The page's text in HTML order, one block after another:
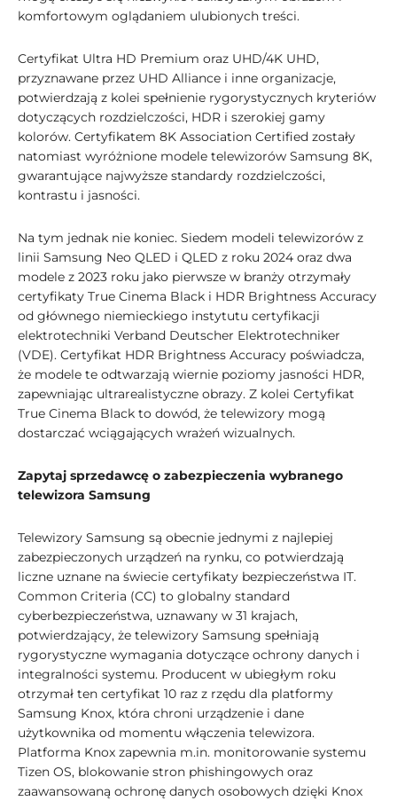
komfortowym oglądaniem ulubionych treści.
Certyfikat Ultra HD Premium oraz UHD/4K UHD,
przyznawane przez UHD Alliance i inne organizacje,
potwierdzają z kolei spełnienie rygorystycznych kryteriów
dotyczących rozdzielczości, HDR i szerokiej gamy
kolorów. Certyfikatem 8K Association Certified zostały
natomiast wyróżnione modele telewizorów Samsung 8K,
gwarantujące najwyższe standardy rozdzielczości,
kontrastu i jasności.
Na tym jednak nie koniec. Siedem modeli telewizorów z
linii Samsung Neo QLED i QLED z roku 2024 oraz dwa
modele z 2023 roku jako pierwsze w branży otrzymały
certyfikaty True Cinema Black i HDR Brightness Accuracy
od głównego niemieckiego instytutu certyfikacji
elektrotechniki Verband Deutscher Elektrotechniker
(VDE). Certyfikat HDR Brightness Accuracy poświadcza,
że modele te odtwarzają wiernie poziomy jasności HDR,
zapewniając ultrarealistyczne obrazy. Z kolei Certyfikat
True Cinema Black to dowód, że telewizory mogą
dostarczać wciągających wrażeń wizualnych.
Zapytaj sprzedawcę o zabezpieczenia wybranego
telewizora Samsung
Telewizory Samsung są obecnie jednymi z najlepiej
zabezpieczonych urządzeń na rynku, co potwierdzają
liczne uznane na świecie certyfikaty bezpieczeństwa IT.
Common Criteria (CC) to globalny standard
cyberbezpieczeństwa, uznawany w 31 krajach,
potwierdzający, że telewizory Samsung spełniają
rygorystyczne wymagania dotyczące ochrony danych i
integralności systemu. Producent w ubiegłym roku
otrzymał ten certyfikat 10 raz z rzędu dla platformy
Samsung Knox, która chroni urządzenie i dane
użytkownika od momentu włączenia telewizora.
Platforma Knox zapewnia m.in. monitorowanie systemu
Tizen OS, blokowanie stron phishingowych oraz
zaawansowaną ochronę danych osobowych dzięki Knox